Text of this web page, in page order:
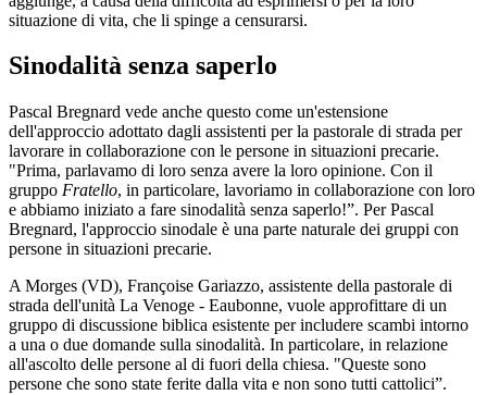
situazione di vita, che li spinge a censurarsi.
Sinodalità senza saperlo
Pascal Bregnard vede anche questo come un'estensione
dell'approccio adottato dagli assistenti per la pastorale di strada per
lavorare in collaborazione con le persone in situazioni precarie.
"Prima, parlavamo di loro senza avere la loro opinione. Con il
gruppo Fratello, in particolare, lavoriamo in collaborazione con loro
e abbiamo iniziato a fare sinodalità senza saperlo!”. Per Pascal
Bregnard, l'approccio sinodale è una parte naturale dei gruppi con
persone in situazioni precarie.
A Morges (VD), Françoise Gariazzo, assistente della pastorale di
strada dell'unità La Venoge - Eaubonne, vuole approfittare di un
gruppo di discussione biblica esistente per includere scambi intorno
a una o due domande sulla sinodalità. In particolare, in relazione
all'ascolto delle persone al di fuori della chiesa. "Queste sono
persone che sono state ferite dalla vita e non sono tutti cattolici”.